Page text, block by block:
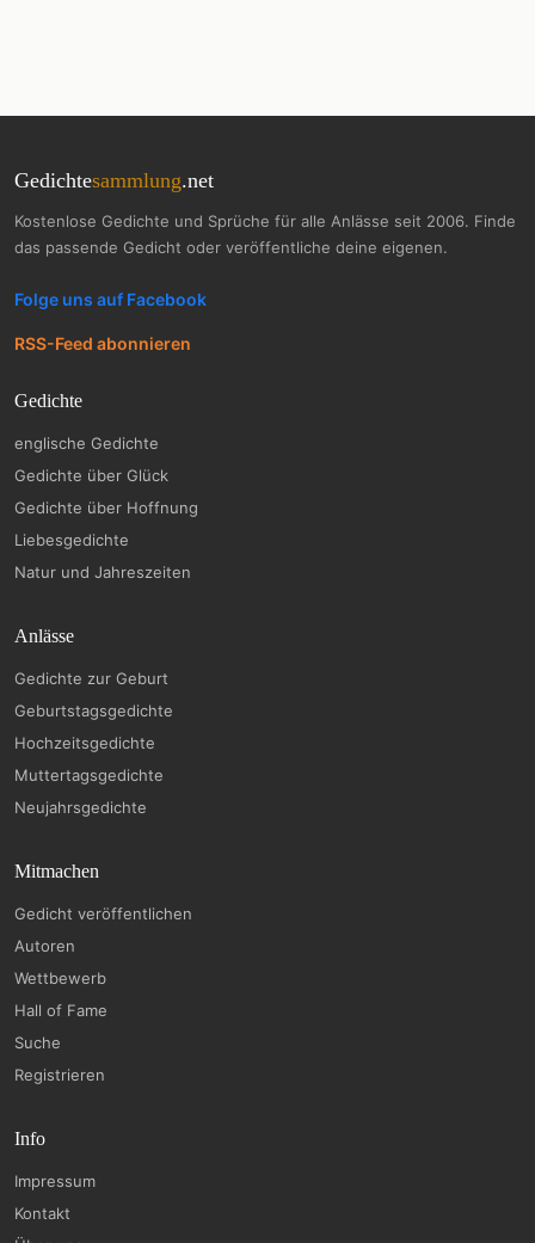
Gedichtesammlung.net
Kostenlose Gedichte und Sprüche für alle Anlässe seit 2006. Finde
das passende Gedicht oder veröffentliche deine eigenen.
Folge uns auf Facebook
RSS-Feed abonnieren
Gedichte
englische Gedichte
Gedichte über Glück
Gedichte über Hoffnung
Liebesgedichte
Natur und Jahreszeiten
Anlässe
Gedichte zur Geburt
Geburtstagsgedichte
Hochzeitsgedichte
Muttertagsgedichte
Neujahrsgedichte
Mitmachen
Gedicht veröffentlichen
Autoren
Wettbewerb
Hall of Fame
Suche
Registrieren
Info
Impressum
Kontakt